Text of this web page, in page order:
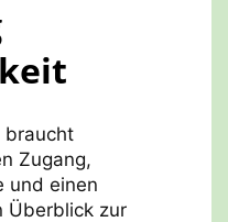
braucht
Zugang,
und einen
Überblick zur